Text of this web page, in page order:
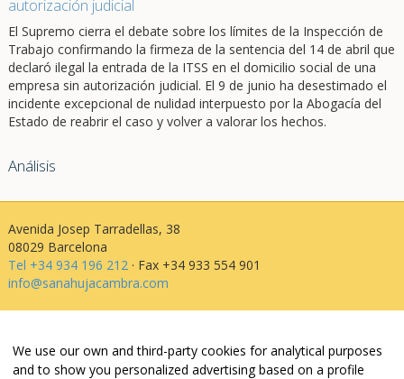
autorización judicial
El Supremo cierra el debate sobre los límites de la Inspección de
Trabajo confirmando la firmeza de la sentencia del 14 de abril que
declaró ilegal la entrada de la ITSS en el domicilio social de una
empresa sin autorización judicial. El 9 de junio ha desestimado el
incidente excepcional de nulidad interpuesto por la Abogacía del
Estado de reabrir el caso y volver a valorar los hechos.
Análisis
Avenida Josep Tarradellas, 38
08029 Barcelona
Tel +34 934 196 212· Fax +34 933 554 901
info@sanahujacambra.com
Política de privacidad
Política de cookies
We use our own and third-party cookies for analytical purposes
and to show you personalized advertising based on a profile